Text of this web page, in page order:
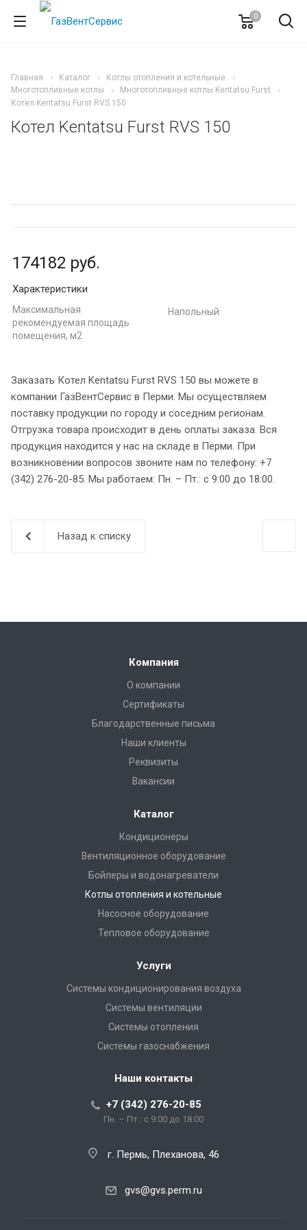
0
Главная Каталог
Котлы отопления и котельные
Многотопливные котлы
Многотопливные котлы Kentatsu Furst
Котел Kentatsu Furst RVS 150
Котел Kentatsu Furst RVS 150
174182 руб.
Характеристики
Максимальная
рекомендуемая площадь
помещения, м2
Напольный
Заказать Котел Kentatsu Furst RVS 150 вы можете в
компании ГазВентСервис в Перми. Мы осуществляем
поставку продукции по городу и соседним регионам.
Отгрузка товара происходит в день оплаты заказа. Вся
продукция находится у нас на складе в Перми. При
возникновении вопросов звоните нам по телефону: +7
(342) 276-20-85. Мы работаем: Пн. – Пт.: с 9:00 до 18:00.
Назад к списку
Компания
О компании
Сертификаты
Благодарственные письма
Наши клиенты
Реквизиты
Вакансии
Каталог
Кондиционеры
Вентиляционное оборудование
Бойлеры и водонагреватели
Котлы отопления и котельные
Насосное оборудование
Тепловое оборудование
Услуги
Системы кондиционирования воздуха
Системы вентиляции
Системы отопления
Системы газоснабжения
Наши контакты
+7 (342) 276-20-85
Пн. – Пт.: с 9:00 до 18:00
г. Пермь, Плеханова, 46
gvs@gvs.perm.ru